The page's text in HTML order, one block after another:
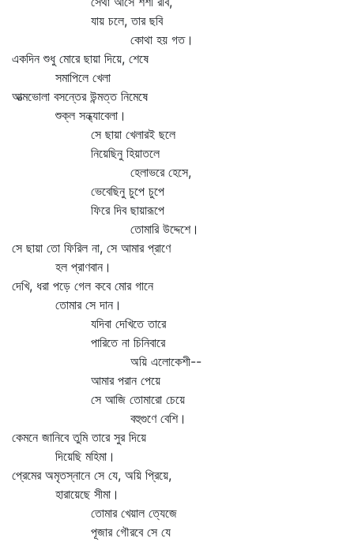
যায় চলে, তার ছবি
কোথা হয় গত।
একদিন শুধু মোরে ছায়া দিয়ে, শেষে
সমাপিলে খেলা
আত্মভোলা বসন্তের উন্মত্ত নিমেষে
শুক্ল সন্ধ্যাবেলা।
সে ছায়া খেলারই ছলে
নিয়েছিনু হিয়াতলে
হেলাভরে হেসে,
ভেবেছিনু চুপে চুপে
ফিরে দিব ছায়ারূপে
তোমারি উদ্দেশে।
সে ছায়া তো ফিরিল না, সে আমার প্রাণে
হল প্রাণবান।
দেখি, ধরা পড়ে গেল কবে মোর গানে
তোমার সে দান।
যদিবা দেখিতে তারে
পারিতে না চিনিবারে
অয়ি এলোকেশী--
আমার পরান পেয়ে
সে আজি তোমারো চেয়ে
বহুগুণে বেশি।
কেমনে জানিবে তুমি তারে সুর দিয়ে
দিয়েছি মহিমা।
প্রেমের অমৃতস্নানে সে যে, অয়ি প্রিয়ে,
হারায়েছে সীমা।
তোমার খেয়াল ত্যেজে
পূজার গৌরবে সে যে